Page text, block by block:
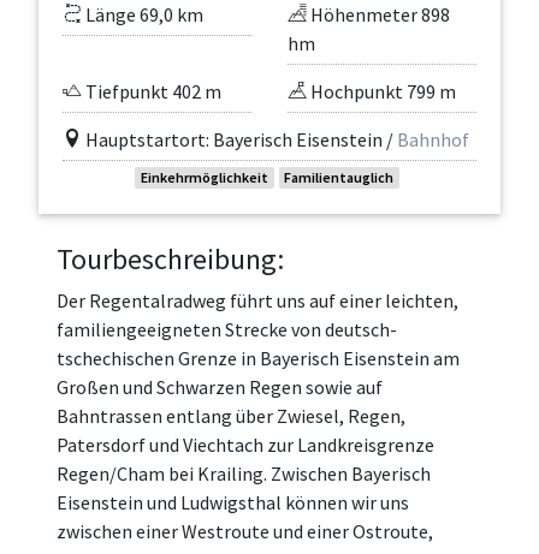
Länge 69,0 km
Höhenmeter 898
hm
Tiefpunkt 402 m
Hochpunkt 799 m
Hauptstartort: Bayerisch Eisenstein / Bahnhof
Einkehrmöglichkeit Familientauglich
Tourbeschreibung:
Der Regentalradweg führt uns auf einer leichten,
familiengeeigneten Strecke von deutsch-
tschechischen Grenze in Bayerisch Eisenstein am
Großen und Schwarzen Regen sowie auf
Bahntrassen entlang über Zwiesel, Regen,
Patersdorf und Viechtach zur Landkreisgrenze
Regen/Cham bei Krailing. Zwischen Bayerisch
Eisenstein und Ludwigsthal können wir uns
zwischen einer Westroute und einer Ostroute,